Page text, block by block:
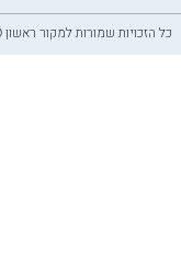
כל הזכויות שמורות למקור ראשון ⓒ